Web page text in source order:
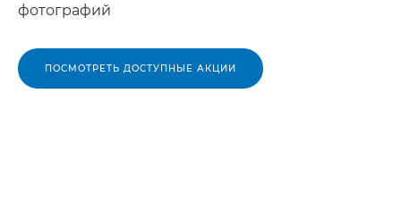
фотографий
ПОСМОТРЕТЬ ДОСТУПНЫЕ АКЦИИ